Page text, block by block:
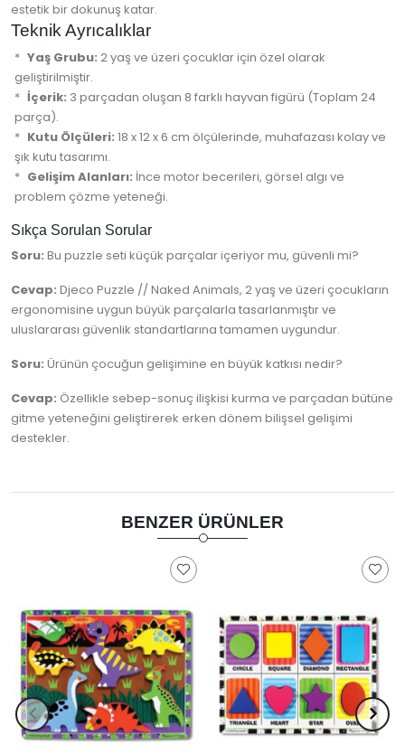
estetik bir dokunuş katar.
Teknik Ayrıcalıklar
Yaş Grubu: 2 yaş ve üzeri çocuklar için özel olarak
geliştirilmiştir.
İçerik: 3 parçadan oluşan 8 farklı hayvan figürü (Toplam 24
parça).
Kutu Ölçüleri: 18 x 12 x 6 cm ölçülerinde, muhafazası kolay ve
şık kutu tasarımı.
Gelişim Alanları: İnce motor becerileri, görsel algı ve
problem çözme yeteneği.
Sıkça Sorulan Sorular
Soru: Bu puzzle seti küçük parçalar içeriyor mu, güvenli mi?
Cevap: Djeco Puzzle // Naked Animals, 2 yaş ve üzeri çocukların
ergonomisine uygun büyük parçalarla tasarlanmıştır ve
uluslararası güvenlik standartlarına tamamen uygundur.
Soru: Ürünün çocuğun gelişimine en büyük katkısı nedir?
Cevap: Özellikle sebep-sonuç ilişkisi kurma ve parçadan bütüne
gitme yeteneğini geliştirerek erken dönem bilişsel gelişimi
destekler.
BENZER ÜRÜNLER